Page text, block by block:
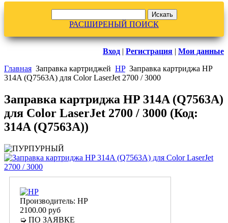
РАСШИРЕНЫЙ ПОИСК
Вход | Регистрация | Мои данные
Главная Заправка картриджей HP Заправка картриджа HP
314A (Q7563A) для Color LaserJet 2700 / 3000
Заправка картриджа HP 314A (Q7563A)
для Color LaserJet 2700 / 3000 (Код:
314A (Q7563A))
Производитель: HP
2100.00 руб
➭ ПО ЗАЯВКЕ